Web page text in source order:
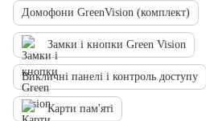
Домофони GreenVision (комплект)
Замки і кнопки Green Vision
Викличні панелі і контроль доступу
Карти пам'яті